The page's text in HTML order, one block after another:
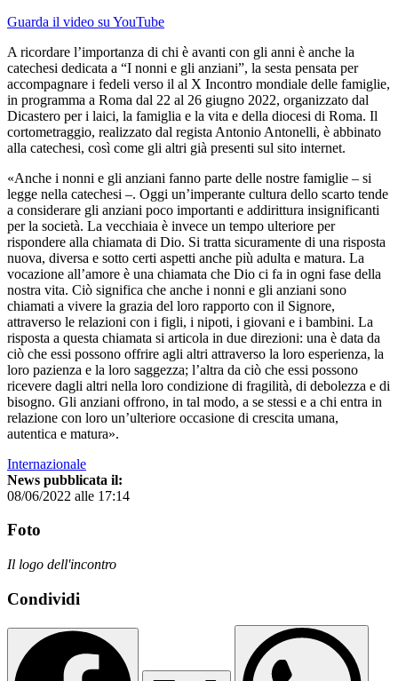
Guarda il video su YouTube
A ricordare l’importanza di chi è avanti con gli anni è anche la
catechesi dedicata a “I nonni e gli anziani”, la sesta pensata per
accompagnare i fedeli verso il al X Incontro mondiale delle famiglie,
in programma a Roma dal 22 al 26 giugno 2022, organizzato dal
Dicastero per i laici, la famiglia e la vita e della diocesi di Roma. Il
cortometraggio, realizzato dal regista Antonio Antonelli, è abbinato
alla catechesi, così come gli altri già presenti sul sito internet.
«Anche i nonni e gli anziani fanno parte delle nostre famiglie – si
legge nella catechesi –. Oggi un’imperante cultura dello scarto tende
a considerare gli anziani poco importanti e addirittura insignificanti
per la società. La vecchiaia è invece un tempo ulteriore per
rispondere alla chiamata di Dio. Si tratta sicuramente di una risposta
nuova, diversa e sotto certi aspetti anche più adulta e matura. La
vocazione all’amore è una chiamata che Dio ci fa in ogni fase della
nostra vita. Ciò significa che anche i nonni e gli anziani sono
chiamati a vivere la grazia del loro rapporto con il Signore,
attraverso le relazioni con i figli, i nipoti, i giovani e i bambini. La
risposta a questa chiamata si articola in due direzioni: una è data da
ciò che essi possono offrire agli altri attraverso la loro esperienza, la
loro pazienza e la loro saggezza; l’altra da ciò che essi possono
ricevere dagli altri nella loro condizione di fragilità, di debolezza e di
bisogno. Gli anziani offrono, in tal modo, a se stessi e a chi entra in
relazione con loro un’ulteriore occasione di crescita umana,
autentica e matura».
Internazionale
News pubblicata il:
08/06/2022 alle 17:14
Foto
Il logo dell'incontro
Condividi